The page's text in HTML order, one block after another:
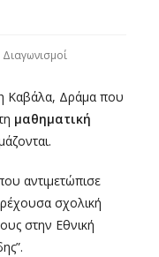
Καβάλα, Δράμα που
μαθηματική
αντιμετώπισε
σχολική
στην Εθνική